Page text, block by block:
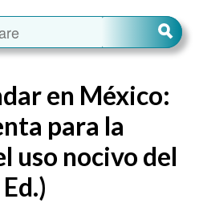
en México:
para la
uso nocivo del